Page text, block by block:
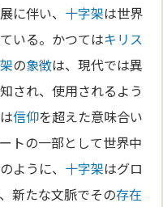
に伴い、 十字架は世界
いる。かつてはキリス
の象徴は、現代では異
され、使用されるよう
信仰を超えた意味合い
トの一部として世界中
ように、 十字架はグロ
新たな文脈でその存在